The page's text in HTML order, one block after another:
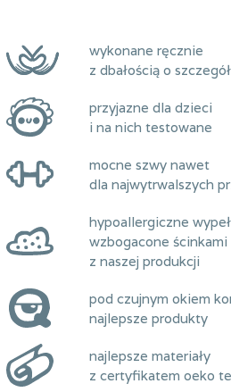
wykonane ręcznie
z dbałością o
przyjazne dla dzieci
i na nich testowane
mocne szwy nawet
dla najwytrwalszych
hypoallergiczne
wzbogacone ścinkami
z naszej produkcji
pod czujnym okiem
najlepsze produkty
najlepsze materiały
z certyfikatem oeko